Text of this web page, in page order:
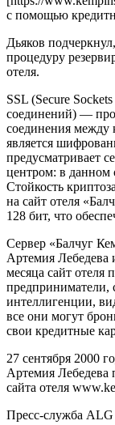
с помощью
Дьяков
процедуру
отеля.
SSL (Secure
соединений) —
соединения между
является
предусматривает
центром: в данном
Стойкость
на сайт отеля
128 бит, что
Cервер «Балчуг
Артемия Лебедева
месяца сайт отеля
предприниматели,
интеллигенции,
все они могут
свои кредитные
27 сентября 2000
Артемия Лебедева
сайта отеля
Пресс-служба ALG